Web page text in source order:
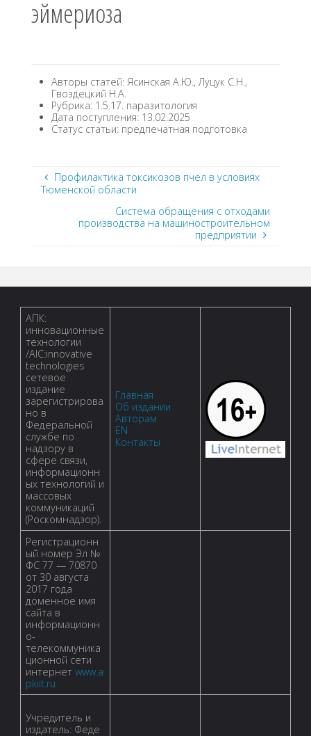
эймериоза
Авторы статей: Ясинская А.Ю., Луцук С.Н.,
Гвоздецкий Н.А.
Рубрика: 1.5.17. паразитология
Дата поступления: 13.02.2025
Статус статьи: предпечатная подготовка
Профилактика токсикозов пчел в условиях
Тюменской области
Система обращения с отходами
производства на машиностроительном
предприятии
АПК:
инновационные
технологии
/AIC:innovative
technologies
сетевое
издание
зарегистрирова
но в
Федеральной
службе по
надзору в
сфере связи,
информационн
ых технологий и
массовых
коммуникаций
(Роскомнадзор).
Главная
Об издании
Авторам
EN
Контакты
Регистрационн
ый номер Эл №
ФС 77 — 70870
от 30 августа
2017 года
доменное имя
сайта в
информационн
о-
телекоммуника
ционной сети
интернет www.a
pkiit.ru
Учредитель и
издатель: Феде